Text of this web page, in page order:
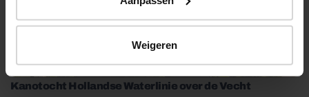
Weigeren
Kanotocht Hollandse Waterlinie over de Vecht